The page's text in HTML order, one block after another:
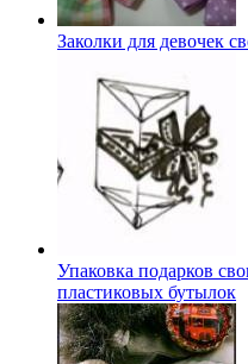
Заколки для девочек
Упаковка подарков
пластиковых бутылок